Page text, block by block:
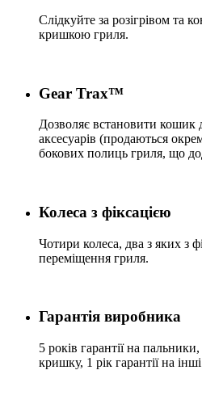
Слідкуйте за розігрівом та
кришкою гриля.
Gear Trax™
Дозволяє встановити кошик
аксесуарів (продаються
бокових полиць гриля, що
Колеса з фіксацією
Чотири колеса, два з яких з
переміщення гриля.
Гарантія виробника
5 років гарантії на
кришку, 1 рік гарантії на інші